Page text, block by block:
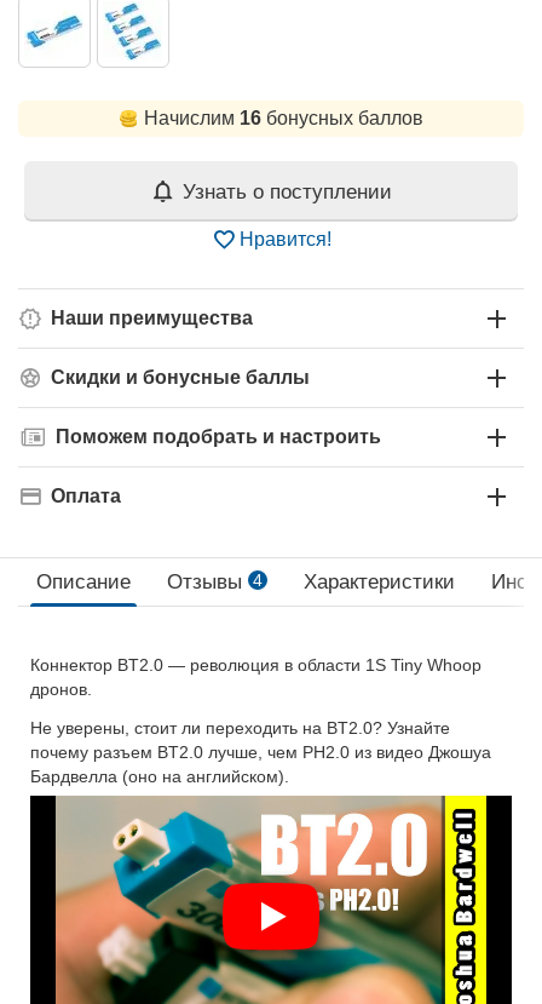
Начислим 16бонусных баллов
Узнать о поступлении
Нравится!
Наши преимущества
Скидки и бонусные баллы
Поможем подобрать и настроить
Оплата
Описание Отзывы 4 Характеристики
Коннектор BT2.0 — революция в области 1S Tiny Whoop
дронов.
Не уверены, стоит ли переходить на BT2.0? Узнайте
почему разъем BT2.0 лучше, чем PH2.0 из видео Джошуа
Бардвелла (оно на английском).